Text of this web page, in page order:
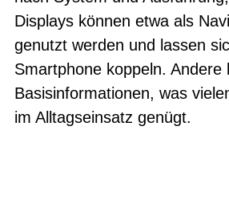
Displays können etwa als
genutzt werden und lassen
Smartphone koppeln. Andere
Basisinformationen, was
im Alltagseinsatz genügt.